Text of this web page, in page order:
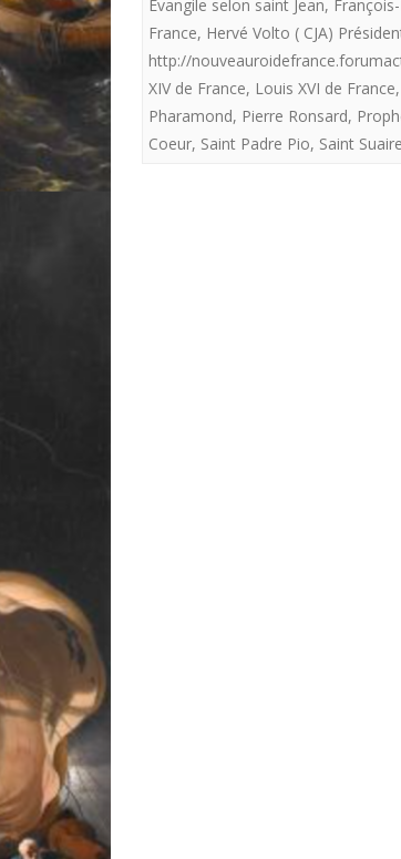
Evangile selon saint Jean,
France, Hervé Volto ( CJA)
http://
XIV de France, Louis XVI de France,
Pharamond, Pierre Ronsard,
Coeur, Saint Padre Pio, Saint